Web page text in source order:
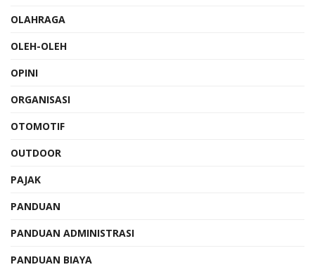
OLAHRAGA
OLEH-OLEH
OPINI
ORGANISASI
OTOMOTIF
OUTDOOR
PAJAK
PANDUAN
PANDUAN ADMINISTRASI
PANDUAN BIAYA